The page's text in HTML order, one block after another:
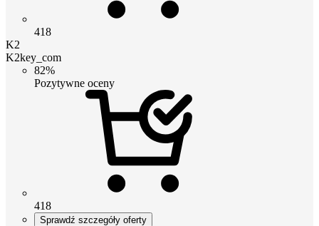
418
K2
K2key_com
82%
Pozytywne oceny
418
Sprawdź szczegóły oferty